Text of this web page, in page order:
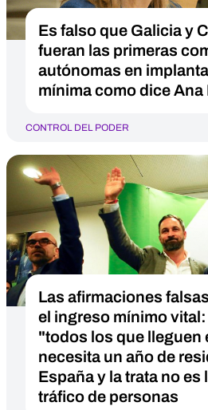
Es falso que Galicia y
fueran las primeras
autónomas en
mínima como dice Ana
CONTROL DEL PODER
Las afirmaciones
el ingreso mínimo
"todos los que lleguen
necesita un año de
España y la trata no es
tráfico de personas